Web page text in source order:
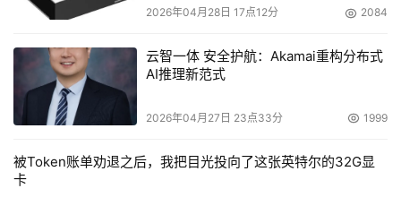
2026年04月28日 17点12分 2084
云智一体 安全护航：Akamai重构分布式
AI推理新范式
2026年04月27日 23点33分 1999
被Token账单劝退之后，我把目光投向了这张英特尔的32G显
卡